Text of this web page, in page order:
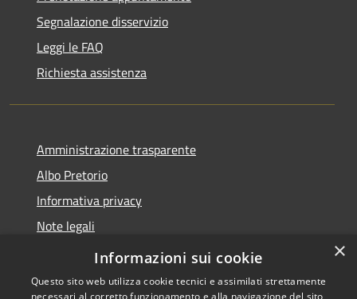
Segnalazione disservizio
Leggi le FAQ
Richiesta assistenza
Amministrazione trasparente
Albo Pretorio
Informativa privacy
Note legali
Dichiarazione di accessibilità
×
Informazioni sui cookie
Questo sito web utilizza cookie tecnici e assimilati strettamente
necessari al corretto funzionamento e alla navigazione del sito,